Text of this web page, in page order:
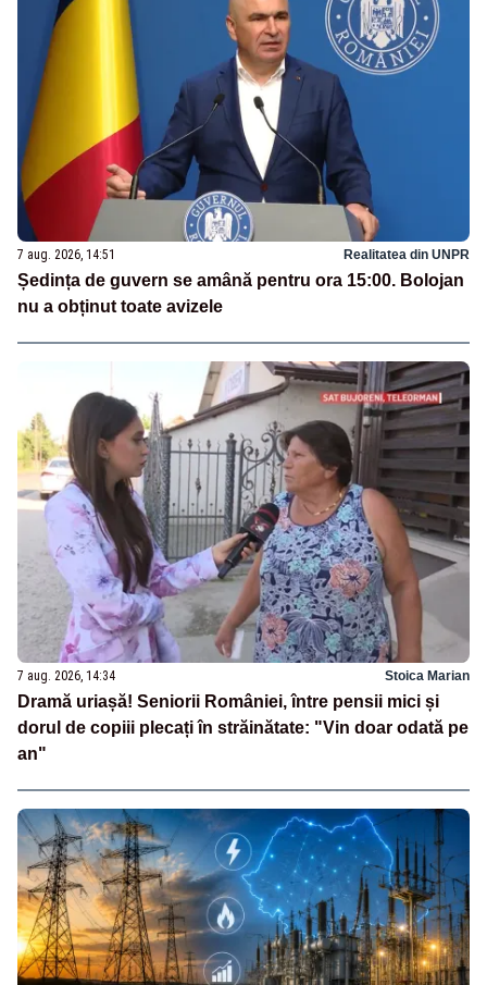
7 aug. 2026, 14:51 Realitatea din UNPR
Ședința de guvern se amână pentru ora 15:00. Bolojan
nu a obținut toate avizele
7 aug. 2026, 14:34 Stoica Marian
Dramă uriașă! Seniorii României, între pensii mici și
dorul de copiii plecați în străinătate: "Vin doar odată pe
an"